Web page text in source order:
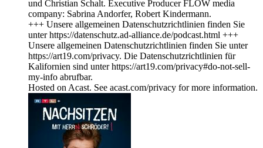
und Christian Schalt. Executive Producer FLOW media
company: Sabrina Andorfer, Robert Kindermann.
+++ Unsere allgemeinen Datenschutzrichtlinien finden Sie
unter https://datenschutz.ad-alliance.de/podcast.html +++
Unsere allgemeinen Datenschutzrichtlinien finden Sie unter
https://art19.com/privacy. Die Datenschutzrichtlinien für
Kalifornien sind unter https://art19.com/privacy#do-not-sell-
my-info abrufbar.
Hosted on Acast. See acast.com/privacy for more information.